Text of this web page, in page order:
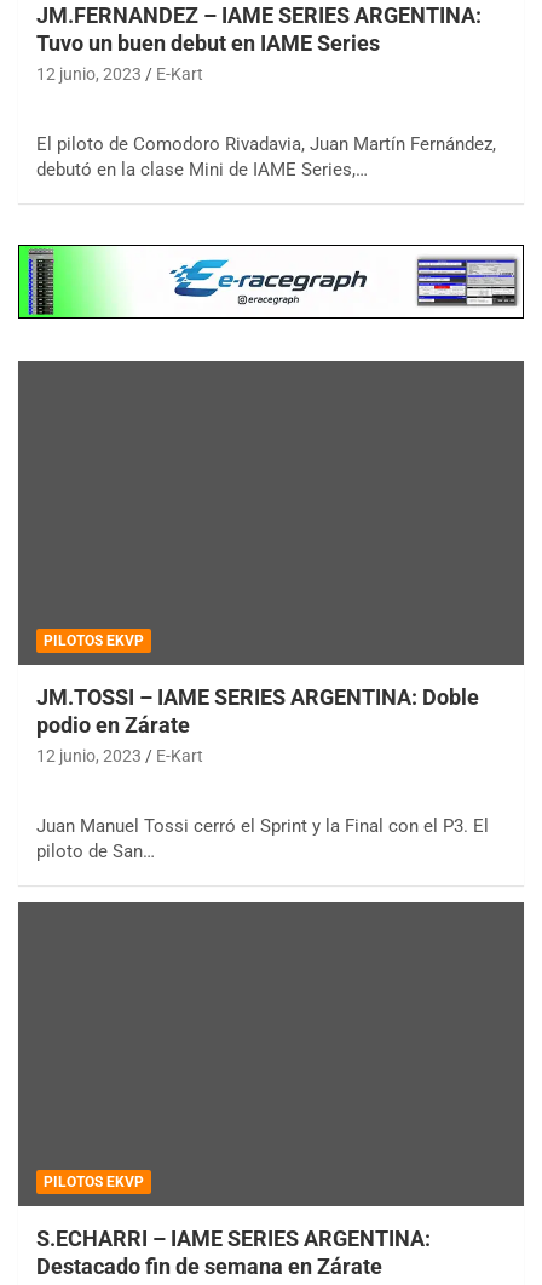
JM.FERNANDEZ – IAME SERIES ARGENTINA:
Tuvo un buen debut en IAME Series
12 junio, 2023 E-Kart
El piloto de Comodoro Rivadavia, Juan Martín Fernández,
debutó en la clase Mini de IAME Series,…
PILOTOS EKVP
JM.TOSSI – IAME SERIES ARGENTINA: Doble
podio en Zárate
12 junio, 2023 E-Kart
Juan Manuel Tossi cerró el Sprint y la Final con el P3. El
piloto de San…
PILOTOS EKVP
S.ECHARRI – IAME SERIES ARGENTINA:
Destacado fin de semana en Zárate